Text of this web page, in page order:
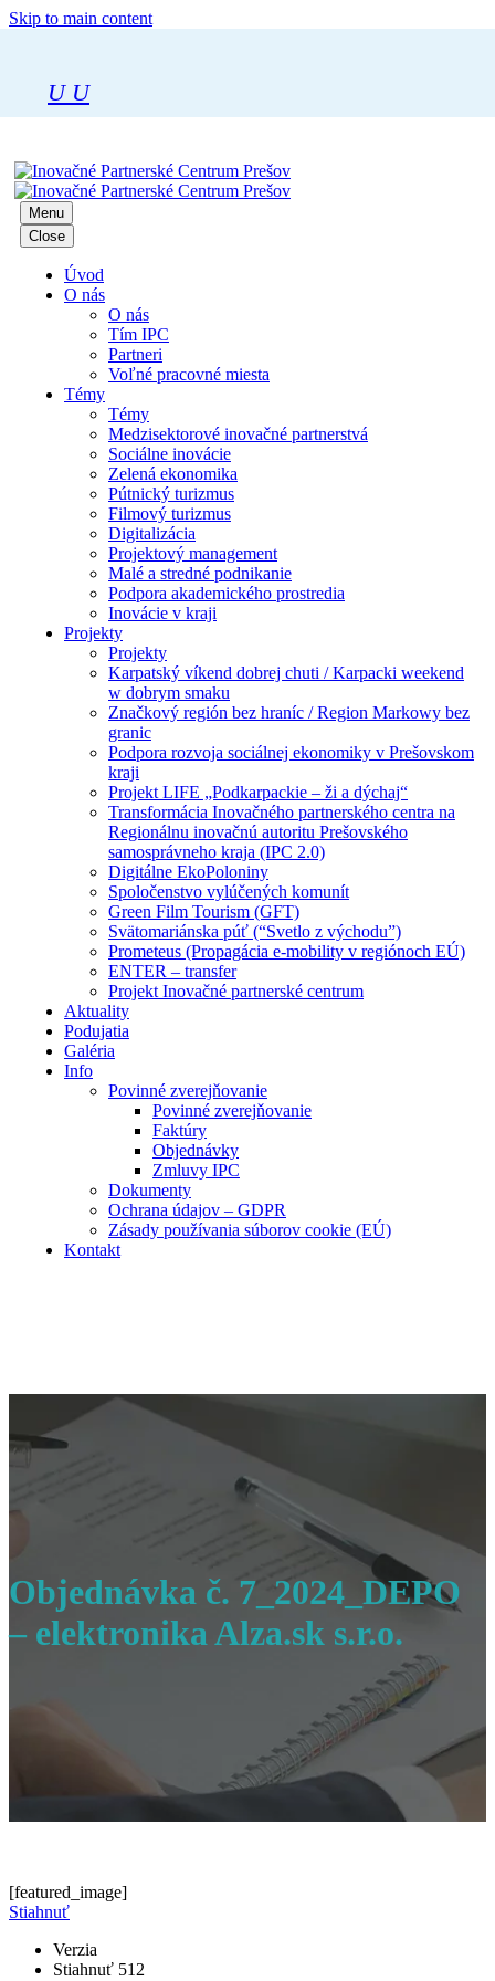
Skip to main content
U U
Menu
Close
Úvod
O nás
O nás
Tím IPC
Partneri
Voľné pracovné miesta
Témy
Témy
Medzisektorové inovačné partnerstvá
Sociálne inovácie
Zelená ekonomika
Pútnický turizmus
Filmový turizmus
Digitalizácia
Projektový management
Malé a stredné podnikanie
Podpora akademického prostredia
Inovácie v kraji
Projekty
Projekty
Karpatský víkend dobrej chuti / Karpacki weekend
w dobrym smaku
Značkový región bez hraníc / Region Markowy bez
granic
Podpora rozvoja sociálnej ekonomiky v Prešovskom
kraji
Projekt LIFE „Podkarpackie – ži a dýchaj“
Transformácia Inovačného partnerského centra na
Regionálnu inovačnú autoritu Prešovského
samosprávneho kraja (IPC 2.0)
Digitálne EkoPoloniny
Spoločenstvo vylúčených komunít
Green Film Tourism (GFT)
Svätomariánska púť (“Svetlo z východu”)
Prometeus (Propagácia e-mobility v regiónoch EÚ)
ENTER – transfer
Projekt Inovačné partnerské centrum
Aktuality
Podujatia
Galéria
Info
Povinné zverejňovanie
Povinné zverejňovanie
Faktúry
Objednávky
Zmluvy IPC
Dokumenty
Ochrana údajov – GDPR
Zásady používania súborov cookie (EÚ)
Kontakt
Objednávka č. 7_2024_DEPO
– elektronika Alza.sk s.r.o.
[featured_image]
Stiahnuť
Verzia
Stiahnuť 512